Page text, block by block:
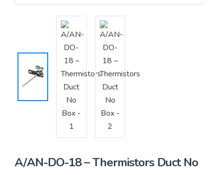
Tư vấn – Thiết kế – Cung cấp thiết bị HVAC
Tư vấn thiết kế, thi công tủ điều khiển
Thi công – Lắp đặt hệ thống HVAC
A/AN-DO-18 – Thermistors Duct No